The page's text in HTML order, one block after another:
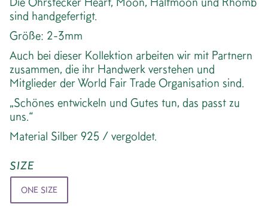
sind handgefertigt.
Größe: 2-3mm
Auch bei dieser Kollektion arbeiten wir mit Partnern
zusammen, die ihr Handwerk verstehen und
Mitglieder der World Fair Trade Organisation sind.
„Schönes entwickeln und Gutes tun, das passt zu
uns.“
Material Silber 925 / vergoldet.
SIZE
ONE SIZE